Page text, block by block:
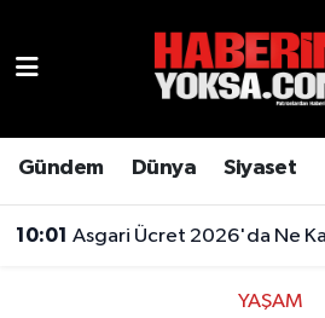
Gündem Dünya Siyaset
10:01 Asgari Ücret 2026'da Ne Kadar
YAŞAM
Hava Durumu